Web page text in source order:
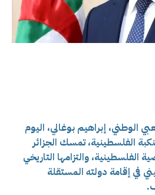
إبراهيم بوغالي، اليوم
الفلسطينية، تمسك الجزائر
الفلسطينية، والتزامها التاريخي
في إقامة دولته المستقلة